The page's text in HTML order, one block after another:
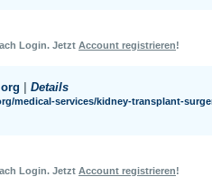
Login. Jetzt Account registrieren!
Details
medical-services/kidney-transplant-
Login. Jetzt Account registrieren!